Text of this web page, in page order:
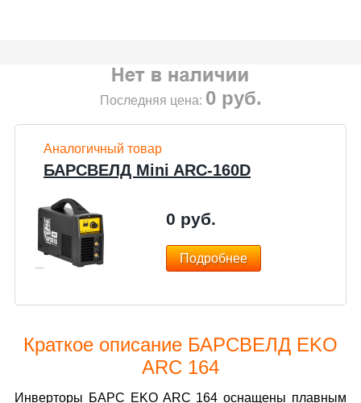
Последняя цена: 0руб.
Аналогичный товар
БАРСВЕЛД Mini ARC-160D
0 руб.
Подробнее
Краткое описание БАРСВЕЛД EKO
ARC 164
Инверторы БАРС EKO ARC 164 оснащены плавным